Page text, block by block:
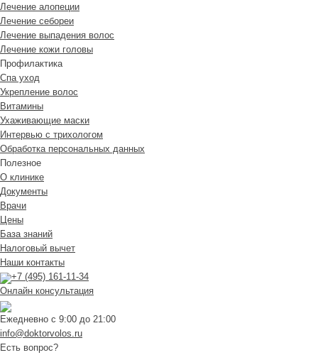
Лечение алопеции
Лечение себореи
Лечение выпадения волос
Лечение кожи головы
Профилактика
Спа уход
Укрепление волос
Витамины
Ухаживающие маски
Интервью с трихологом
Обработка персональных данных
Полезное
О клинике
Документы
Врачи
Цены
База знаний
Налоговый вычет
Наши контакты
+7 (495) 161-11-34
Онлайн консультация
Ежедневно с 9:00 до 21:00
info@doktorvolos.ru
Есть вопрос?